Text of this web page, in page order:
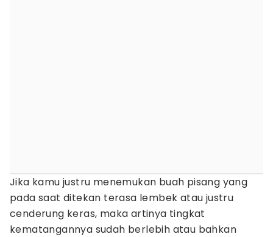
Jika kamu justru menemukan buah pisang yang
pada saat ditekan terasa lembek atau justru
cenderung keras, maka artinya tingkat
kematangannya sudah berlebih atau bahkan